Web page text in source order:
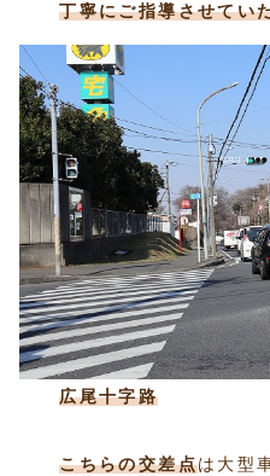
丁寧にご指導させてい
広尾十字路
こちらの交差点は大型